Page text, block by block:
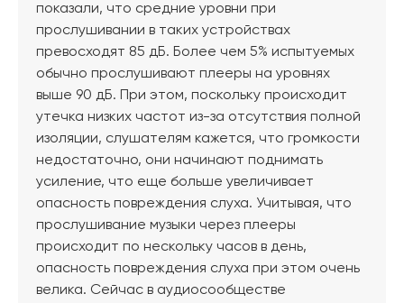
показали, что средние уровни при
прослушивании в таких устройствах
превосходят 85 дБ. Более чем 5% испытуемых
обычно прослушивают плееры на уровнях
выше 90 дБ. При этом, поскольку происходит
утечка низких частот из-за отсутствия полной
изоляции, слушателям кажется, что громкости
недостаточно, они начинают поднимать
усиление, что еще больше увеличивает
опасность повреждения слуха. Учитывая, что
прослушивание музыки через плееры
происходит по нескольку часов в день,
опасность повреждения слуха при этом очень
велика. Сейчас в аудиосообществе